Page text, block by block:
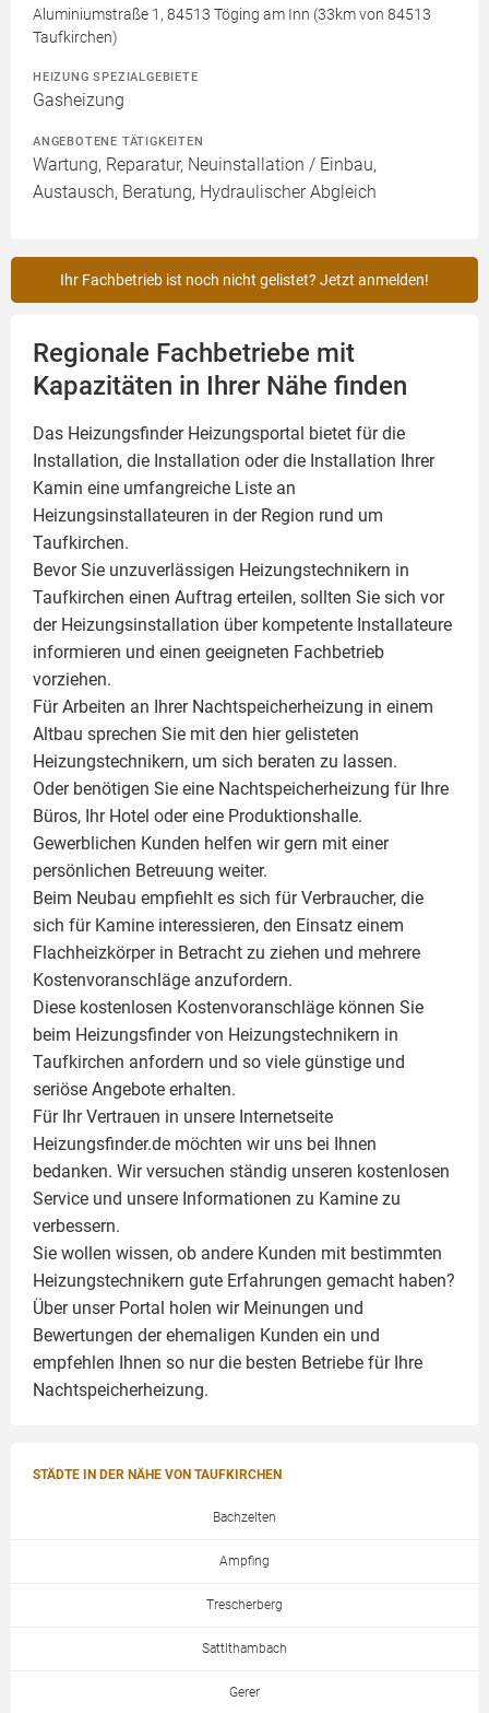
Aluminiumstraße 1, 84513 Töging am Inn (33km von 84513
Taufkirchen)
HEIZUNG SPEZIALGEBIETE
Gasheizung
ANGEBOTENE TÄTIGKEITEN
Wartung, Reparatur, Neuinstallation / Einbau,
Austausch, Beratung, Hydraulischer Abgleich
Ihr Fachbetrieb ist noch nicht gelistet? Jetzt anmelden!
Regionale Fachbetriebe mit
Kapazitäten in Ihrer Nähe finden
Das Heizungsfinder Heizungsportal bietet für die
Installation, die Installation oder die Installation Ihrer
Kamin eine umfangreiche Liste an
Heizungsinstallateuren in der Region rund um
Taufkirchen.
Bevor Sie unzuverlässigen Heizungstechnikern in
Taufkirchen einen Auftrag erteilen, sollten Sie sich vor
der Heizungsinstallation über kompetente Installateure
informieren und einen geeigneten Fachbetrieb
vorziehen.
Für Arbeiten an Ihrer Nachtspeicherheizung in einem
Altbau sprechen Sie mit den hier gelisteten
Heizungstechnikern, um sich beraten zu lassen.
Oder benötigen Sie eine Nachtspeicherheizung für Ihre
Büros, Ihr Hotel oder eine Produktionshalle.
Gewerblichen Kunden helfen wir gern mit einer
persönlichen Betreuung weiter.
Beim Neubau empfiehlt es sich für Verbraucher, die
sich für Kamine interessieren, den Einsatz einem
Flachheizkörperin Betracht zu ziehen und mehrere
Kostenvoranschläge anzufordern.
Diese kostenlosen Kostenvoranschläge können Sie
beim Heizungsfinder von Heizungstechnikern in
Taufkirchen anfordern und so viele günstige und
seriöse Angebote erhalten.
Für Ihr Vertrauen in unsere Internetseite
Heizungsfinder.de möchten wir uns bei Ihnen
bedanken. Wir versuchen ständig unseren kostenlosen
Service und unsere Informationen zu Kamine zu
verbessern.
Sie wollen wissen, ob andere Kunden mit bestimmten
Heizungstechnikern gute Erfahrungen gemacht haben?
Über unser Portal holen wir Meinungen und
Bewertungen der ehemaligen Kunden ein und
empfehlen Ihnen so nur die besten Betriebe für Ihre
Nachtspeicherheizung.
STÄDTE IN DER NÄHE VON TAUFKIRCHEN
Bachzelten
Ampfing
Trescherberg
Sattlthambach
Gerer